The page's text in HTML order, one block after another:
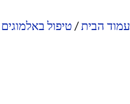
עמוד הבית/ טיפול באלמוגים